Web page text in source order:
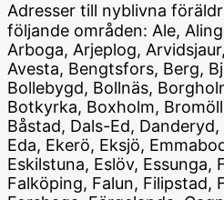
Adresser till nyblivna
följande områden: Ale,
Arboga, Arjeplog,
Avesta, Bengtsfors, Berg,
Bollebygd, Bollnäs,
Botkyrka, Boxholm,
Båstad, Dals-Ed,
Eda, Ekerö, Eksjö,
Eskilstuna, Eslöv, Essunga,
Falköping, Falun, Filipstad,